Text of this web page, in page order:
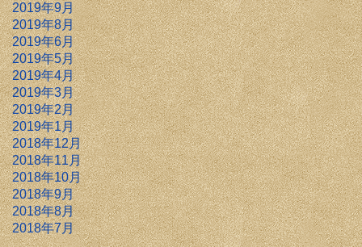
2019年9月
2019年8月
2019年6月
2019年5月
2019年4月
2019年3月
2019年2月
2019年1月
2018年12月
2018年11月
2018年10月
2018年9月
2018年8月
2018年7月